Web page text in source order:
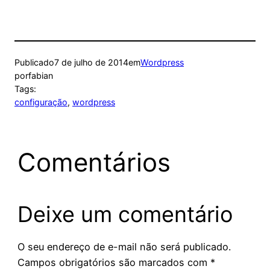
Publicado7 de julho de 2014emWordpress
porfabian
Tags:
configuração, wordpress
Comentários
Deixe um comentário
O seu endereço de e-mail não será publicado.
Campos obrigatórios são marcados com *